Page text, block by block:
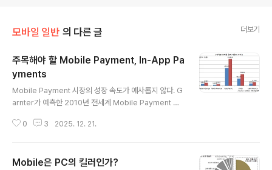
모바일 일반 의 다른 글 더보기
주목해야 할 Mobile Payment, In-App Pa
yments
Mobile Payment 시장의 성장 속도가 예사롭지 않다. G
arnter가 예측한 2010년 전세계 Mobile Payment 사
증가한 수치이며, 전체 모바일폰 사용자의 2.1%에 해당된
사용자의 2.6%에 해당하는 62.8 Million, EMEA(Easte
0 3 2025. 12. 21.
Mobile은 PC의 킬러인가?